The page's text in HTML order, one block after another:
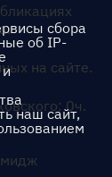
на сайте.
0ч.
сбора
об IP-
наш сайт,